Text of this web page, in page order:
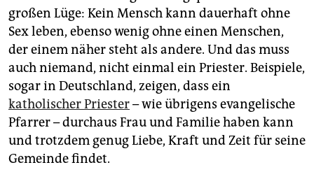
großen Lüge: Kein Mensch kann dauerhaft ohne
Sex leben, ebenso wenig ohne einen Menschen,
der einem näher steht als andere. Und das muss
auch niemand, nicht einmal ein Priester. Beispiele,
sogar in Deutschland, zeigen, dass ein
katholischer Priester– wie übrigens evangelische
Pfarrer – durchaus Frau und Familie haben kann
und trotzdem genug Liebe, Kraft und Zeit für seine
Gemeinde findet.